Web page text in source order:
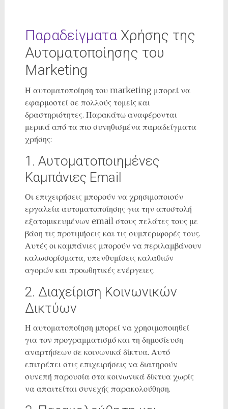
ΠαραδείγματαΧρήσης της
Αυτοματοποίησης του
Marketing
Η αυτοματοποίηση του marketing μπορεί να
εφαρμοστεί σε πολλούς τομείς και
δραστηριότητες. Παρακάτω αναφέρονται
μερικά από τα πιο συνηθισμένα παραδείγματα
χρήσης:
1. Αυτοματοποιημένες
Καμπάνιες Email
Οι επιχειρήσεις μπορούν να χρησιμοποιούν
εργαλεία αυτοματοποίησης για την αποστολή
εξατομικευμένων email στους πελάτες τους με
βάση τις προτιμήσεις και τις συμπεριφορές τους.
Αυτές οι καμπάνιες μπορούν να περιλαμβάνουν
καλωσορίσματα, υπενθυμίσεις καλαθιών
αγορών και προωθητικές ενέργειες.
2. Διαχείριση Κοινωνικών
Δικτύων
Η αυτοματοποίηση μπορεί να χρησιμοποιηθεί
για τον προγραμματισμό και τη δημοσίευση
αναρτήσεων σε κοινωνικά δίκτυα. Αυτό
επιτρέπει στις επιχειρήσεις να διατηρούν
συνεπή παρουσία στα κοινωνικά δίκτυα χωρίς
να απαιτείται συνεχής παρακολούθηση.